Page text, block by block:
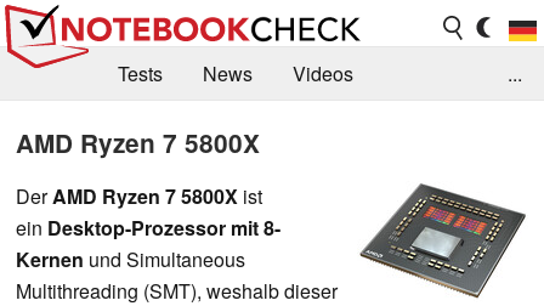
Tests News
Videos
Forum
...
AMD Ryzen 7 5800X
DerAMD Ryzen 7 5800X ist
ein Desktop-Prozessor mit 8-
Kernen und Simultaneous
Multithreading (SMT), weshalb dieser